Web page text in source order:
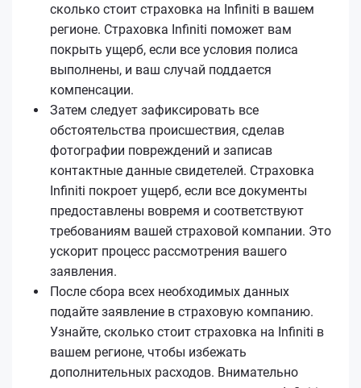
сколько стоит страховка на Infiniti в вашем
регионе. Страховка Infiniti поможет вам
покрыть ущерб, если все условия полиса
выполнены, и ваш случай поддается
компенсации.
Затем следует зафиксировать все
обстоятельства происшествия, сделав
фотографии повреждений и записав
контактные данные свидетелей. Страховка
Infiniti покроет ущерб, если все документы
предоставлены вовремя и соответствуют
требованиям вашей страховой компании. Это
ускорит процесс рассмотрения вашего
заявления.
После сбора всех необходимых данных
подайте заявление в страховую компанию.
Узнайте, сколько стоит страховка на Infiniti в
вашем регионе, чтобы избежать
дополнительных расходов. Внимательно